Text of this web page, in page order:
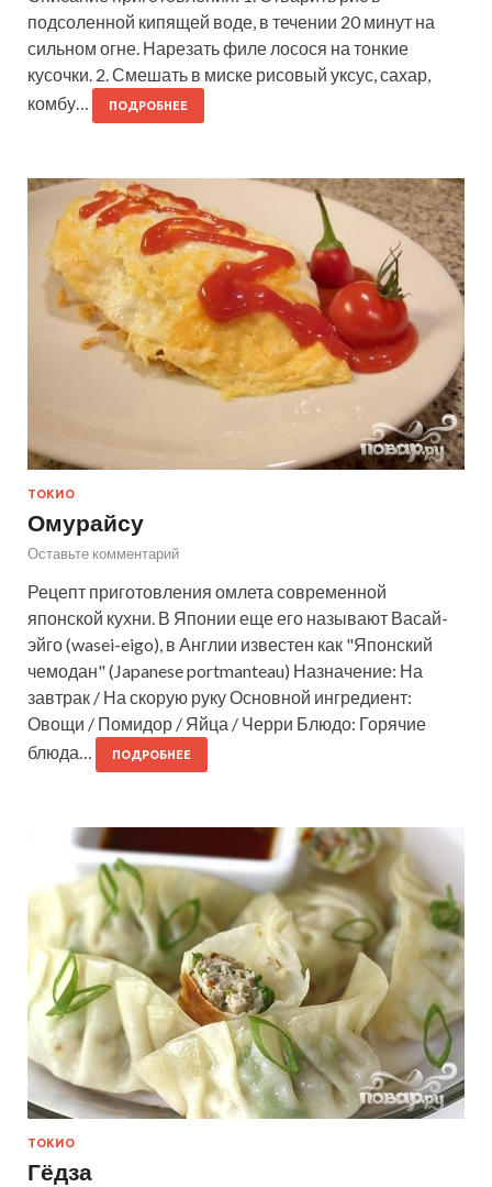
подсоленной кипящей воде, в течении 20 минут на
сильном огне. Нарезать филе лосося на тонкие
кусочки. 2. Смешать в миске рисовый уксус, сахар,
комбу…
ПОДРОБНЕЕ
ТОКИО
Омурайсу
Оставьте комментарий
Рецепт приготовления омлета современной
японской кухни. В Японии еще его называют Васай-
эйго (wasei-eigo), в Англии известен как "Японский
чемодан" (Japanese portmanteau) Назначение: На
завтрак / На скорую руку Основной ингредиент:
Овощи / Помидор / Яйца / Черри Блюдо: Горячие
блюда…
ПОДРОБНЕЕ
ТОКИО
Гёдза